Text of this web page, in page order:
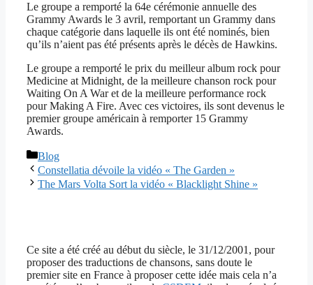
Le groupe a remporté la 64e cérémonie annuelle des
Grammy Awards le 3 avril, remportant un Grammy dans
chaque catégorie dans laquelle ils ont été nominés, bien
qu’ils n’aient pas été présents après le décès de Hawkins.
Le groupe a remporté le prix du meilleur album rock pour
Medicine at Midnight, de la meilleure chanson rock pour
Waiting On A War et de la meilleure performance rock
pour Making A Fire. Avec ces victoires, ils sont devenus le
premier groupe américain à remporter 15 Grammy
Awards.
Catégories
Blog
Constellatia dévoile la vidéo « The Garden »
The Mars Volta Sort la vidéo « Blacklight Shine »
Ce site a été créé au début du siècle, le 31/12/2001, pour
proposer des traductions de chansons, sans doute le
premier site en France à proposer cette idée mais cela n’a